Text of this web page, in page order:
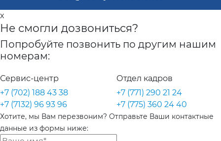
x
Не смогли дозвониться?
Попробуйте позвонить по другим нашим
номерам:
Сервис-центр
+7 (702) 188 43 38
+7 (7132) 96 93 96
Отдел кадров
+7 (771) 290 21 24
+7 (775) 360 24 40
Хотите, мы Вам перезвоним? Отправьте Ваши контактные
данные из формы ниже: